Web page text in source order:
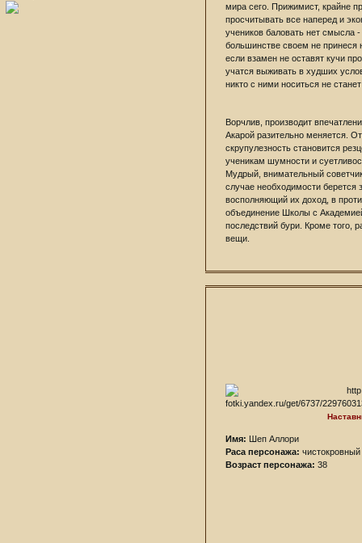
мира сего. Прижимист, крайне
просчитывать все наперед и
учеников баловать нет смысла -
большинстве своем не принеся
если взамен не оставят кучи
учатся выживать в худших
никто с ними носиться не
Ворчлив, производит
Акарой разительно меняется.
скрупулезность становится
ученикам шумности и
Мудрый, внимательный
случае необходимости берется
восполняющий их доход, в
объединение Школы с
последствий бури. Кроме того,
вещи.
Имя: Шеп Аллори
Раса персонажа: чистокровный
Возраст персонажа: 38